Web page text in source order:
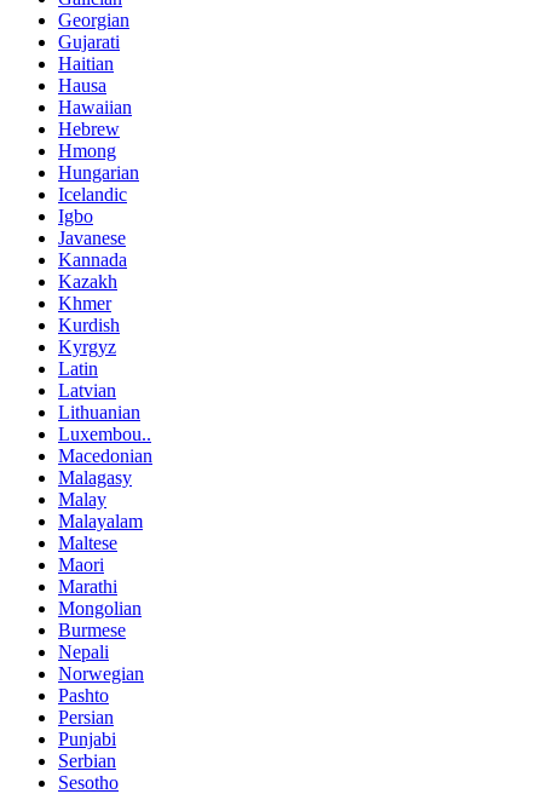
Georgian
Gujarati
Haitian
Hausa
Hawaiian
Hebrew
Hmong
Hungarian
Icelandic
Igbo
Javanese
Kannada
Kazakh
Khmer
Kurdish
Kyrgyz
Latin
Latvian
Lithuanian
Luxembou..
Macedonian
Malagasy
Malay
Malayalam
Maltese
Maori
Marathi
Mongolian
Burmese
Nepali
Norwegian
Pashto
Persian
Punjabi
Serbian
Sesotho